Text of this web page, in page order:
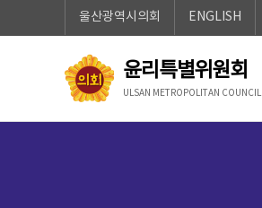
울산광역시의회 ENGLISH
윤리특별위원회
ULSAN METROPOLITAN COUNCIL